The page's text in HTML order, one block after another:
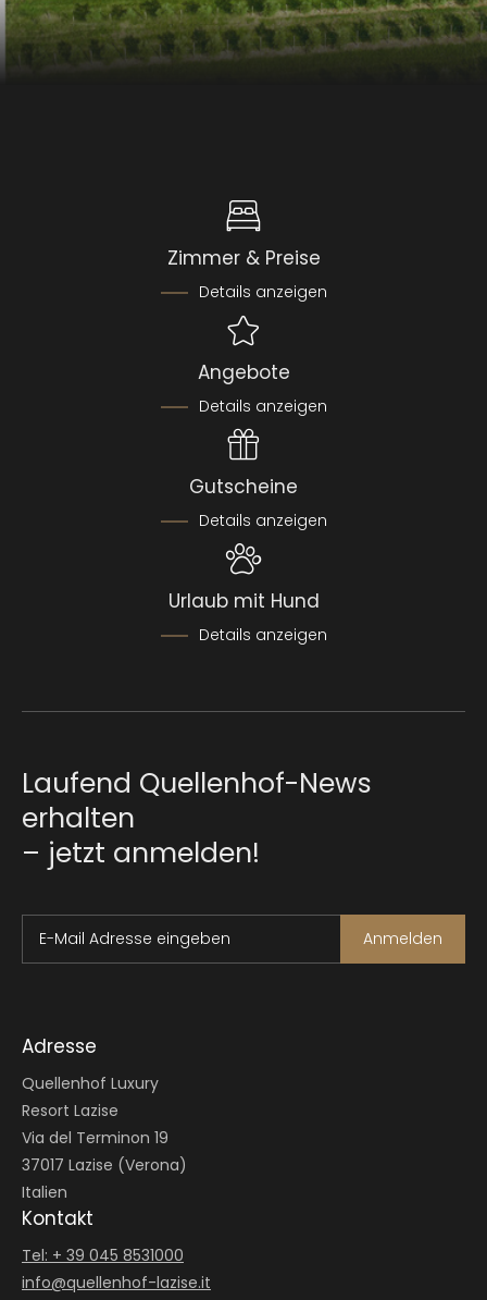
Zimmer & Preise
Details anzeigen
Angebote
Details anzeigen
Gutscheine
Details anzeigen
Urlaub mit Hund
Details anzeigen
Laufend Quellenhof-News
erhalten
– jetzt anmelden!
E-Mail Adresse eingeben Anmelden
Adresse
Quellenhof Luxury
Resort Lazise
Via del Terminon 19
37017 Lazise (Verona)
Italien
Kontakt
Tel: + 39 045 8531000
info@quellenhof-lazise.it